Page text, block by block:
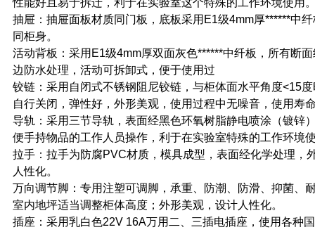
性能好且易于拆迁，利于在实验室这个特殊的工作环境使用
抽屉：抽屉面板材质同门板，底板采用E1级4mm厚******中
同柜身。
活动背板：采用E1级4mm厚双面灰色******中纤板，所有断
边防水处理，活动可拆卸式，便于使用过
铰链：采用自闭式不锈钢阻尼铰链，与柜体面水平角度<15
自行关闭，弹性好，外形美观，使用过程中无噪音，使用寿
导轨：采用三节导轨，表面经黑色环氧树脂静电喷涂（镀锌
便手持物品的工作人员操作，利于在实验室特殊的工作环境
拉手：拉手为防腐PVC材质，模具成型，表面经化学处理，
人性化。
万向调节脚：专用注塑可调脚，承重、防潮、防滑、抑菌、
室内地坪适当调整柜体高度；外形美观，设计人性化。
插座：采用乳白色22V 16A万用二、三插电插座，使用各种